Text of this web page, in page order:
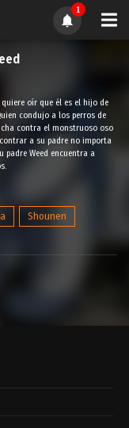
1
oír que él es el hijo de
condujo a los perros de
contra el monstruoso oso
a su padre no importa
padre Weed encuentra a
Shounen